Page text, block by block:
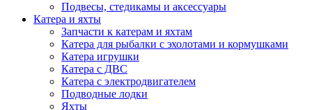
Подвесы, стедикамы и аксессуары
Катера и яхты
Запчасти к катерам и яхтам
Катера для рыбалки с эхолотами и кормушками
Катера игрушки
Катера с ДВС
Катера с электродвигателем
Подводные лодки
Яхты